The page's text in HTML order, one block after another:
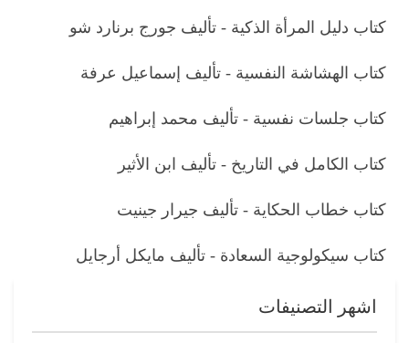
كتاب دليل المرأة الذكية - تأليف جورج برنارد شو
كتاب الهشاشة النفسية - تأليف إسماعيل عرفة
كتاب جلسات نفسية - تأليف محمد إبراهيم
كتاب الكامل في التاريخ - تأليف ابن الأثير
كتاب خطاب الحكاية - تأليف جيرار جينيت
كتاب سيكولوجية السعادة - تأليف مايكل أرجايل
اشهر التصنيفات